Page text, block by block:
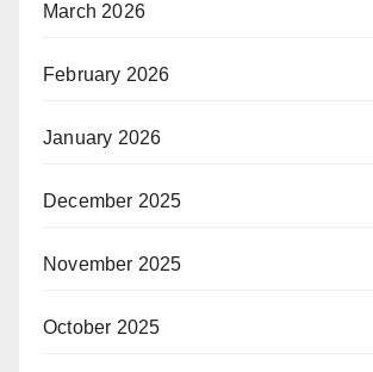
March 2026
February 2026
January 2026
December 2025
November 2025
October 2025